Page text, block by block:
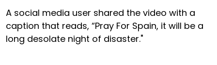
A social media user shared the video with a
caption that reads, “Pray For Spain, it will be a
long desolate night of disaster."